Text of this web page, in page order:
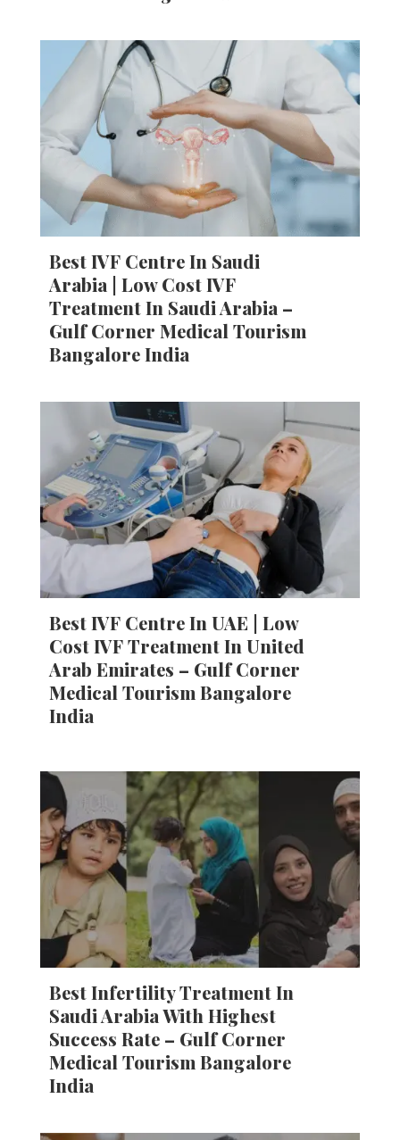
Best IVF Centre In Saudi
Arabia | Low Cost IVF
Treatment In Saudi Arabia –
Gulf Corner Medical Tourism
Bangalore India
Best IVF Centre In UAE | Low
Cost IVF Treatment In United
Arab Emirates – Gulf Corner
Medical Tourism Bangalore
India
Best Infertility Treatment In
Saudi Arabia With Highest
Success Rate – Gulf Corner
Medical Tourism Bangalore
India